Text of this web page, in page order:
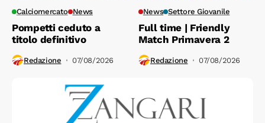
Calciomercato News
Pompetti ceduto a
titolo definitivo
Redazione 07/08/2026
News Settore Giovanile
Full time | Friendly
Match Primavera 2
Redazione 07/08/2026